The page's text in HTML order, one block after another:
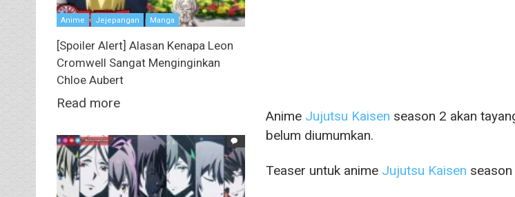
Anime Jujutsu Kaisen season 2 akan
belum diumumkan.
Teaser untuk anime Jujutsu Kaisen
Anime Jejepangan Manga
[Spoiler Alert] Alasan Kenapa Leon
Cromwell Sangat Menginginkan
Chloe Aubert
Read more